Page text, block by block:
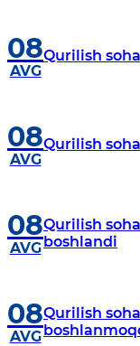
08
AVG
Qurilish
08
AVG
Qurilish
08
AVG
Qurilish
boshlandi
08
AVG
Qurilish